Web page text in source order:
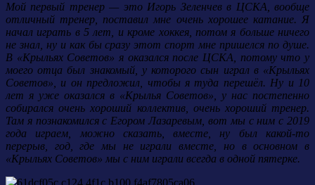
Мой первый тренер — это Игорь Зеленчев в ЦСКА, вообще
отличный тренер, поставил мне очень хорошее катание. Я
начал играть в 5 лет, и кроме хоккея, потом я больше ничего
не знал, ну и как бы сразу этот спорт мне пришелся по душе.
В «Крыльях Советов» я оказался после ЦСКА, потому что у
моего отца был знакомый, у которого сын играл в «Крыльях
Советов», и он предложил, чтобы я туда перешёл. Ну и 10
лет я уже оказался в «Крылья Советов», у нас постепенно
собирался очень хороший коллектив, очень хороший тренер.
Там я познакомился с Егором Лазаревым, вот мы с ним с 2019
года играем, можно сказать, вместе, ну был какой-то
перерыв, год, где мы не играли вместе, но в основном в
«Крыльях Советов» мы с ним играли всегда в одной пятерке.